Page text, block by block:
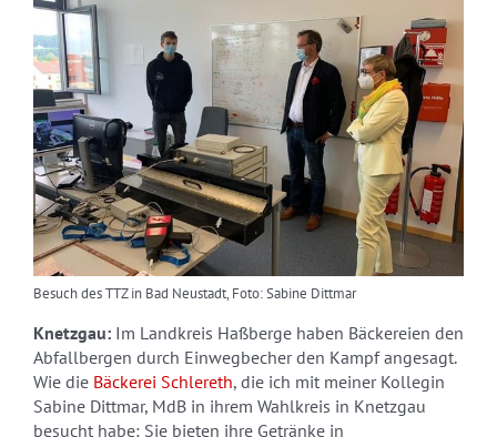
Besuch des TTZ in Bad Neustadt, Foto: Sabine Dittmar
Knetzgau: Im Landkreis Haßberge haben Bäckereien den
Abfallbergen durch Einwegbecher den Kampf angesagt.
Wie die Bäckerei Schlereth, die ich mit meiner Kollegin
Sabine Dittmar, MdB in ihrem Wahlkreis in Knetzgau
besucht habe: Sie bieten ihre Getränke in